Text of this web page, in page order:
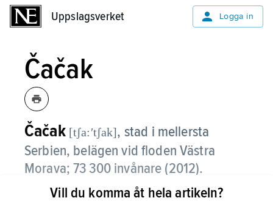
Uppslagsverket Logga in
Čačak
Čačak [tʃa:ʹtʃak], stad i mellersta
Serbien, belägen vid floden Västra
Morava; 73 300 invånare (2012).
Čačak är centrum i ett fruktdistrikt, och här
Vill du komma åt hela artikeln?